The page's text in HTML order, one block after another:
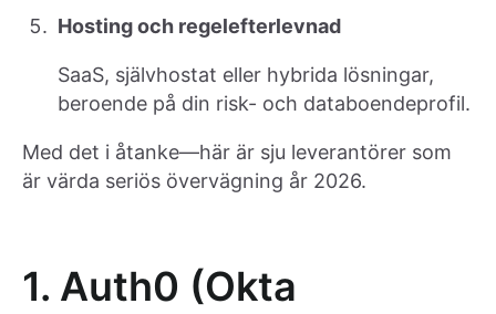
Hosting och regelefterlevnad
SaaS, självhostat eller hybrida lösningar,
beroende på din risk- och databoendeprofil.
Med det i åtanke—här är sju leverantörer som
är värda seriös övervägning år 2026.
1. Auth0 (Okta